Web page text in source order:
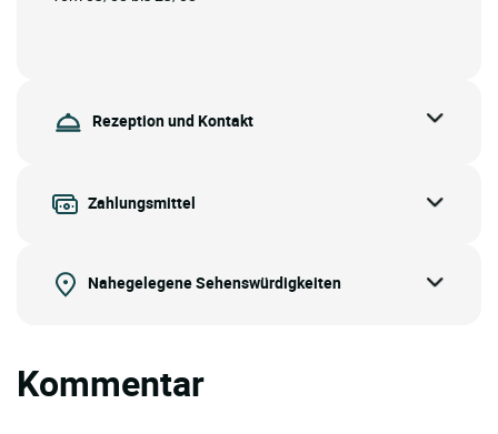
Rezeption und Kontakt
Zahlungsmittel
Nahegelegene Sehenswürdigkeiten
Kommentar